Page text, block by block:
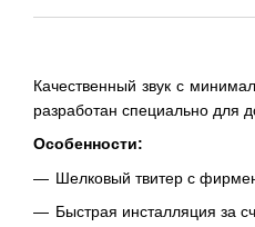
Качественный звук с
разработан специально для
Особенности:
Шелковый твитер с
Быстрая инсталляция за